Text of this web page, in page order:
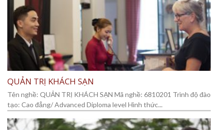
QUẢN TRỊ KHÁCH SẠN
Tên nghề: QUẢN TRỊ KHÁCH SẠN Mã nghề: 6810201 Trình độ đào
tạo: Cao đẳng/ Advanced Diploma level Hình thức...